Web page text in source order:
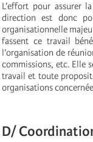
L’effort pour assurer
direction est donc
organisationnelle
fassent ce travail
l’organisation de
commissions, etc. Elle
travail et toute
organisations
D/